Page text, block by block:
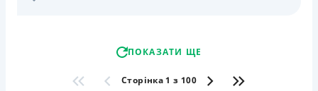
ПОКАЗАТИ ЩЕ
Сторінка 1 з 100